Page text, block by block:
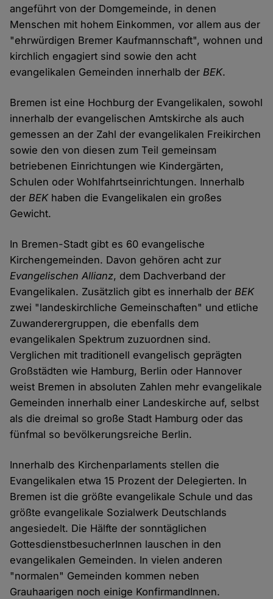
angeführt von der Domgemeinde, in denen
Menschen mit hohem Einkommen, vor allem aus der
"ehrwürdigen Bremer Kaufmannschaft", wohnen und
kirchlich engagiert sind sowie den acht
evangelikalen Gemeinden innerhalb derBEK.
Bremen ist eine Hochburg der Evangelikalen, sowohl
innerhalb der evangelischen Amtskirche als auch
gemessen an der Zahl der evangelikalen Freikirchen
sowie den von diesen zum Teil gemeinsam
betriebenen Einrichtungen wie Kindergärten,
Schulen oder Wohlfahrtseinrichtungen. Innerhalb
derBEKhaben die Evangelikalen ein großes
Gewicht.
In Bremen-Stadt gibt es 60 evangelische
Kirchengemeinden. Davon gehören acht zur
Evangelischen Allianz, dem Dachverband der
Evangelikalen. Zusätzlich gibt es innerhalb derBEK
zwei "landeskirchliche Gemeinschaften" und etliche
Zuwanderergruppen, die ebenfalls dem
evangelikalen Spektrum zuzuordnen sind.
Verglichen mit traditionell evangelisch geprägten
Großstädten wie Hamburg, Berlin oder Hannover
weist Bremen in absoluten Zahlen mehr evangelikale
Gemeinden innerhalb einer Landeskirche auf, selbst
als die dreimal so große Stadt Hamburg oder das
fünfmal so bevölkerungsreiche Berlin.
Innerhalb des Kirchenparlaments stellen die
Evangelikalen etwa 15 Prozent der Delegierten. In
Bremen ist die größte evangelikale Schule und das
größte evangelikale Sozialwerk Deutschlands
angesiedelt. Die Hälfte der sonntäglichen
GottesdienstbesucherInnen lauschen in den
evangelikalen Gemeinden. In vielen anderen
"normalen" Gemeinden kommen neben
Grauhaarigen noch einige KonfirmandInnen.